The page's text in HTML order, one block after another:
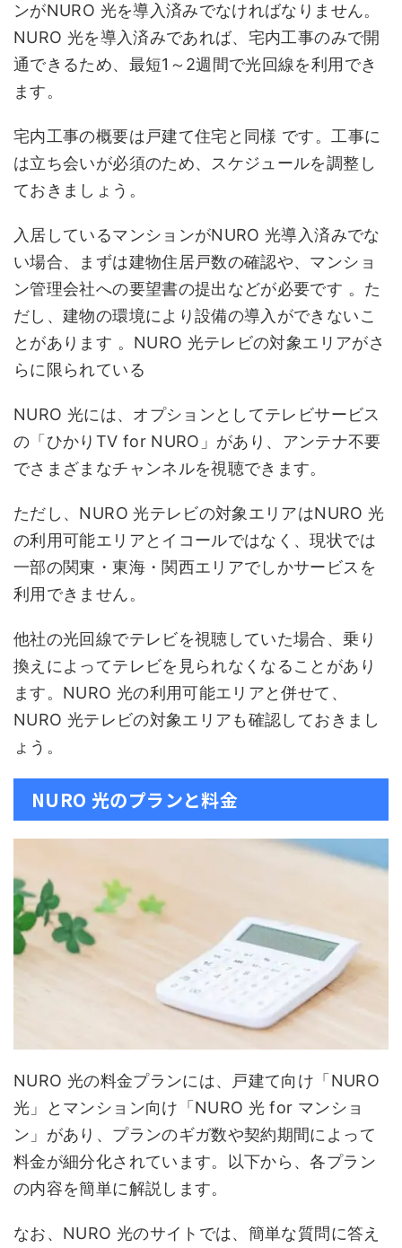
ンがNURO 光を導入済みでなければなりません。
NURO 光を導入済みであれば、宅内工事のみで開
通できるため、最短1～2週間で光回線を利用でき
ます。
宅内工事の概要は戸建て住宅と同様 です。工事に
は立ち会いが必須のため、スケジュールを調整し
ておきましょう。
入居しているマンションがNURO 光導入済みでな
い場合、まずは建物住居戸数の確認や、マンショ
ン管理会社への要望書の提出などが必要です 。た
だし、建物の環境により設備の導入ができないこ
とがあります 。NURO 光テレビの対象エリアがさ
らに限られている
NURO 光には、オプションとしてテレビサービス
の「ひかりTV for NURO」があり、アンテナ不要
でさまざまなチャンネルを視聴できます。
ただし、NURO 光テレビの対象エリアはNURO 光
の利用可能エリアとイコールではなく、現状では
一部の関東・東海・関西エリアでしかサービスを
利用できません。
他社の光回線でテレビを視聴していた場合、乗り
換えによってテレビを見られなくなることがあり
ます。NURO 光の利用可能エリアと併せて、
NURO 光テレビの対象エリアも確認しておきまし
ょう。
NURO 光のプランと料金
NURO 光の料金プランには、戸建て向け「NURO
光」とマンション向け「NURO 光 for マンショ
ン」があり、プランのギガ数や契約期間によって
料金が細分化されています。以下から、各プラン
の内容を簡単に解説します。
なお、NURO 光のサイトでは、簡単な質問に答え